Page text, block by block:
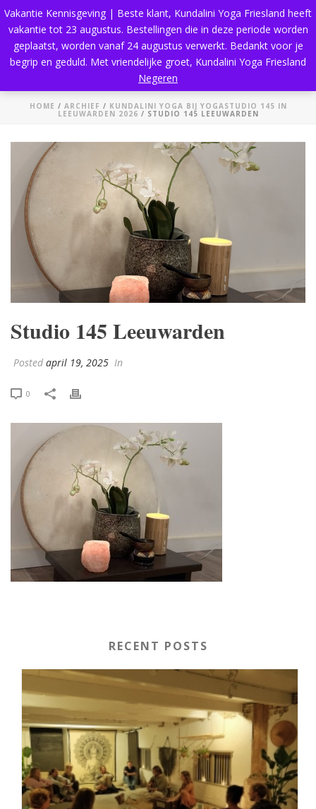
Studio 145 Leeuwarden
HOME / ARCHIEF / KUNDALINI YOGA BIJ YOGASTUDIO 145 IN
LEEUWARDEN 2026 / STUDIO 145 LEEUWARDEN
Studio 145 Leeuwarden
Posted april 19, 2025 In
0
RECENT POSTS
Vakantie Kennisgeving | Beste klant, Kundalini Yoga Friesland heeft
vakantie tot 23 augustus. Bestellingen die in deze periode worden
geplaatst, worden vanaf 24 augustus verwerkt. Bedankt voor je
begrip en geduld. Met vriendelijke groet, Kundalini Yoga Friesland
Negeren